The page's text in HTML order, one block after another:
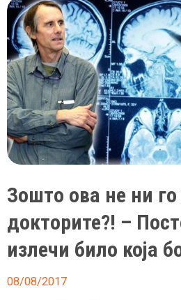
може
да
излечи
дури
100
болести
Зошто ова не ни
докторите?! –
излечи било која
08/08/2017